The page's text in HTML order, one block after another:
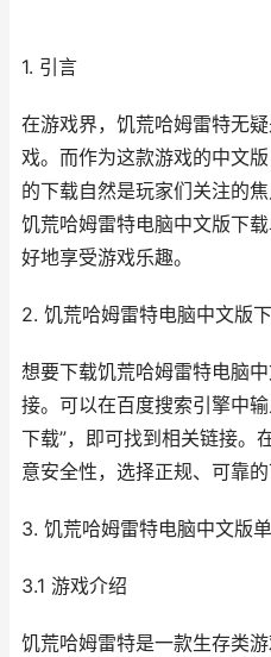
1. 引言
在游戏界，饥荒哈姆雷特无
戏。而作为这款游戏的中文
的下载自然是玩家们关注的
饥荒哈姆雷特电脑中文版下
好地享受游戏乐趣。
2. 饥荒哈姆雷特电脑中文版
想要下载饥荒哈姆雷特电脑
接。可以在百度搜索引擎中
下载”，即可找到相关链接。
意安全性，选择正规、可靠的
3. 饥荒哈姆雷特电脑中文版
3.1 游戏介绍
饥荒哈姆雷特是一款生存类